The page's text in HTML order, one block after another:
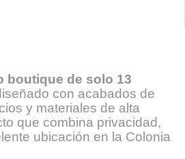
boutique de solo 13
con acabados de
y materiales de alta
que combina privacidad,
ubicación en la Colonia